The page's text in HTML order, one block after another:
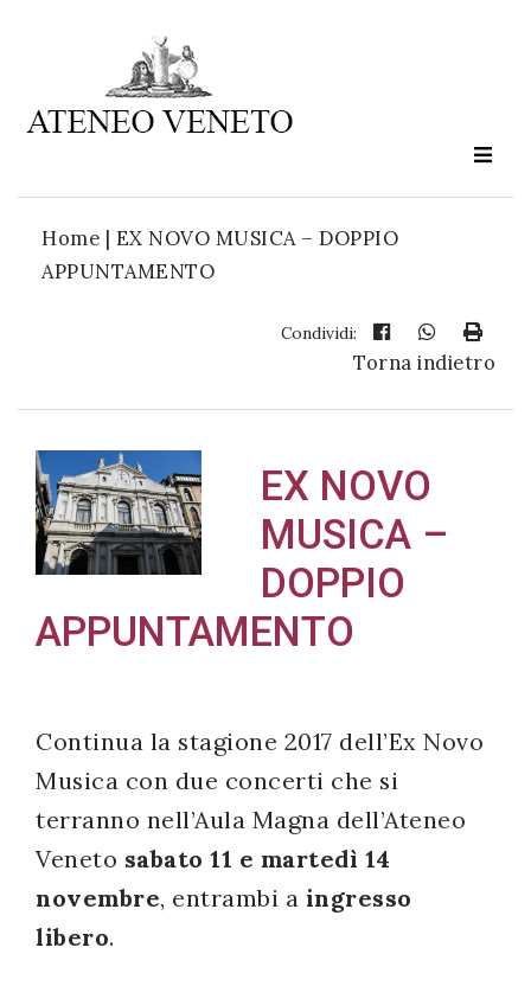
Home | EX NOVO MUSICA – DOPPIO
APPUNTAMENTO
Condividi:
Torna indietro
EX NOVO
MUSICA –
DOPPIO
APPUNTAMENTO
Continua la stagione 2017 dell’Ex Novo
Musica con due concerti che si
terranno nell’Aula Magna dell’Ateneo
Veneto sabato 11 e martedì 14
novembre, entrambi a ingresso
libero.
Ateneo
è
cultura
miei dati
accordo
con il
decreto
legislativo
196/03